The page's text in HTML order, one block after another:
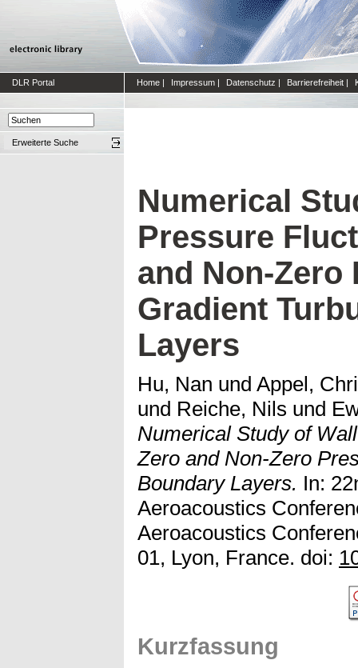
DLR Portal Home | Impressum | Datenschutz | Barrierefreiheit |
Erweiterte Suche
Numerical
Pressure
and Non-Zero
Gradient
Layers
Hu, Nan und Appel,
und Reiche, Nils und
Numerical Study of
Zero and Non-Zero
Boundary Layers. In:
Aeroacoustics
Aeroacoustics
01, Lyon, France. doi:
Kurzfassung